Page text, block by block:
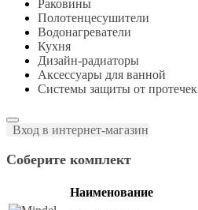
Раковины
Полотенцесушители
Водонагреватели
Кухня
Дизайн-радиаторы
Аксессуары для ванной
Системы защиты от протечек
Вход в интернет-магазин
Соберите комплект
Наименование